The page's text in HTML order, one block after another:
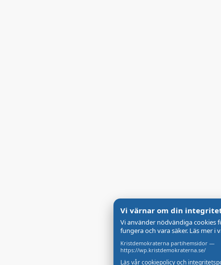
Vi värnar om din
Vi använder nödvändiga cookies
fungera och vara säker. Läs mer i
Kristdemokraterna partihemsidor —
https://wp.kristdemokraterna.se/
Läs vår cookiepolicy och